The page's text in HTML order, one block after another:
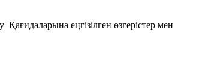
еңгізілген өзгерістер мен